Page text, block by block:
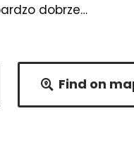
dobrze…
Find on